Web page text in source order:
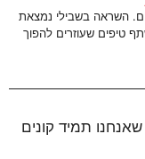
השראה בשבילי נמצאת
טיפים שעוזרים להפוך
תמיד קונים